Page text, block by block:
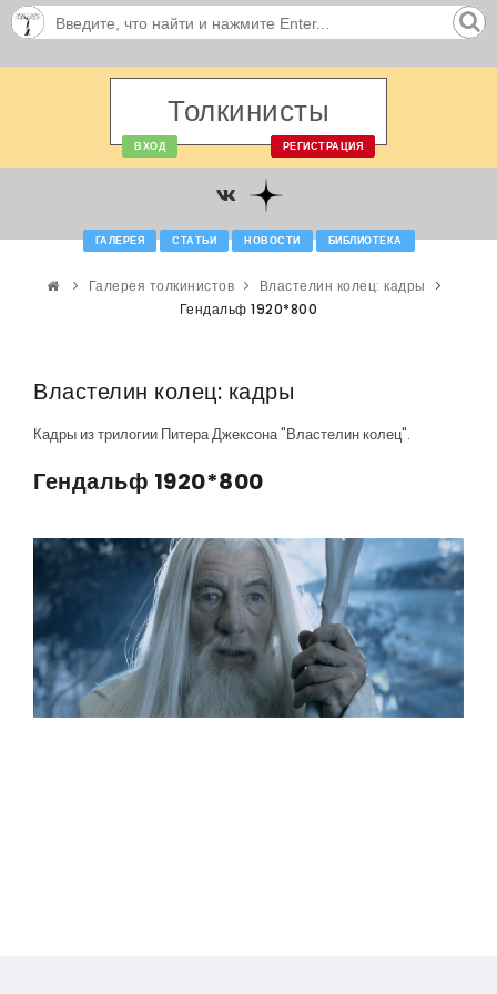
Толкинисты
ВХОД РЕГИСТРАЦИЯ
ГАЛЕРЕЯ СТАТЬИ НОВОСТИ БИБЛИОТЕКА
Галерея толкинистов
Властелин колец: кадры
Гендальф 1920*800
Властелин колец: кадры
Кадры из трилогии Питера Джексона "Властелин колец".
Гендальф 1920*800